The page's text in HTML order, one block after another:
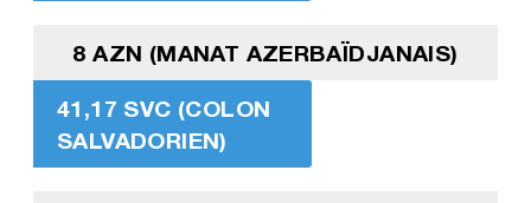
8 AZN (MANAT AZERBAÏDJANAIS)
41,17 SVC (COLON
SALVADORIEN)